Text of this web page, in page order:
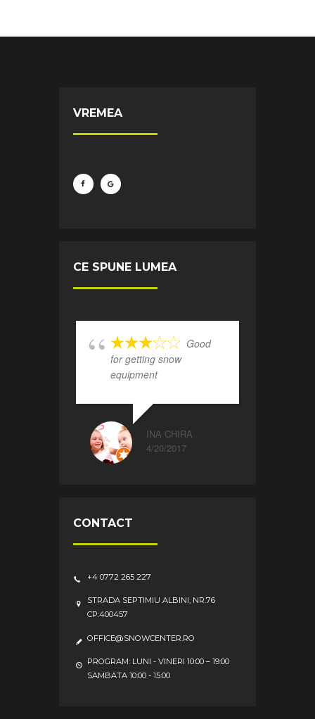
VREMEA
CE SPUNE LUMEA
Good
for getting snow
equipment
INA CHIRA
4/20/2017
CONTACT
+4 0772 265 227
STRADA SEPTIMIU ALBINI, NR.76
CP:400457
OFFICE@SNOWCENTER.RO
PROGRAM: LUNI - VINERI 10:00 – 19:00
SAMBATA 10:00 - 15:00